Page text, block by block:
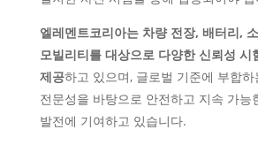
엘레멘트코리아는 차량 전장, 배터리,
모빌리티를 대상으로 다양한 신뢰성 시
제공하고 있으며, 글로벌 기준에 부합
전문성을 바탕으로 안전하고 지속 가능
발전에 기여하고 있습니다.